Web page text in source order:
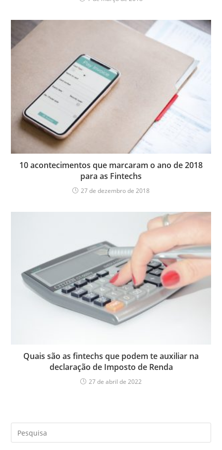
10 acontecimentos que marcaram o ano de 2018
para as Fintechs
27 de dezembro de 2018
Quais são as fintechs que podem te auxiliar na
declaração de Imposto de Renda
27 de abril de 2022